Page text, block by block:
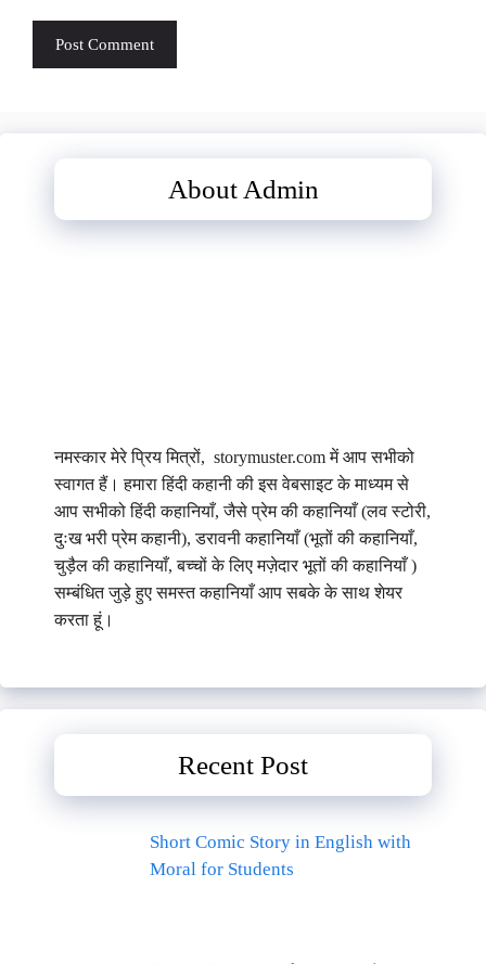
About Admin
नमस्कार मेरे प्रिय मित्रों, storymuster.com में आप सभीको
स्वागत हैं। हमारा हिंदी कहानी की इस वेबसाइट के माध्यम से
आप सभीको हिंदी कहानियाँ, जैसे प्रेम की कहानियाँ (लव स्टोरी,
दुःख भरी प्रेम कहानी), डरावनी कहानियाँ (भूतों की कहानियाँ,
चुड़ैल की कहानियाँ, बच्चों के लिए मज़ेदार भूतों की कहानियाँ )
सम्बंधित जुड़े हुए समस्त कहानियाँ आप सबके के साथ शेयर
करता हूं।
Recent Post
Short Comic Story in English with
Moral for Students